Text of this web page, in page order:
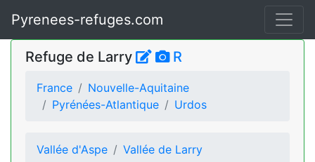
Pyrenees-refuges.com
Refuge de Larry R
France
Nouvelle-Aquitaine
Pyrénées-Atlantique
Urdos
Vallée d'Aspe Vallée de Larry